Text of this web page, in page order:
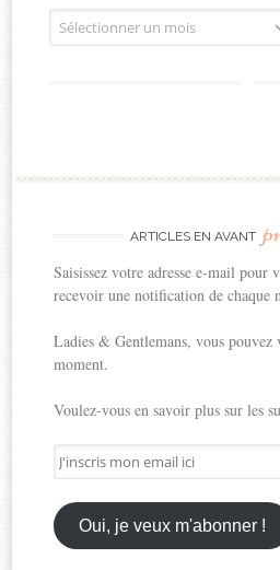
Archives
ARTICLES EN AVANT
Saisissez votre adresse e-mail pour
recevoir une notification de chaque
Ladies & Gentlemans, vous pouvez
moment.
Voulez-vous en savoir plus sur les
J'inscris
mon
email
ici
Oui, je veux m'abonner !